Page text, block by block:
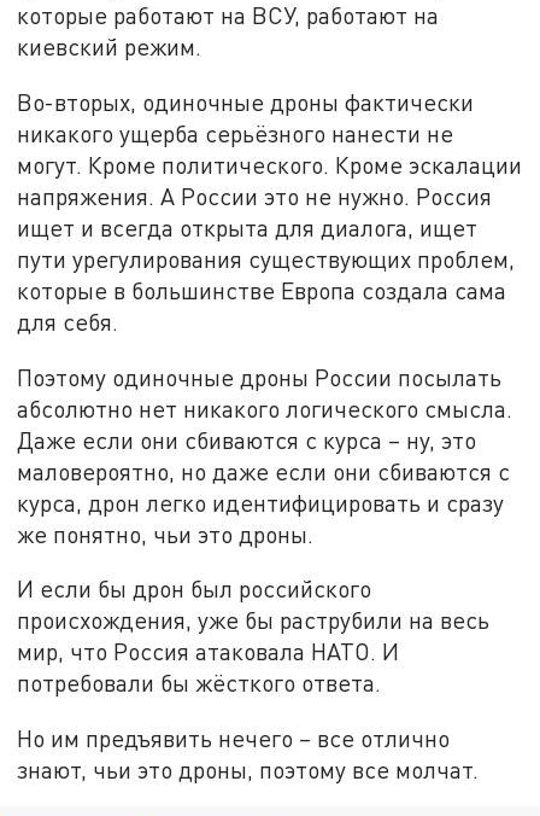
которые работают на ВСУ, работают на
киевский режим.
Во-вторых, одиночные дроны фактически
никакого ущерба серьёзного нанести не
могут. Кроме политического. Кроме эскалации
напряжения. А России это не нужно. Россия
ищет и всегда открыта для диалога, ищет
пути урегулирования существующих проблем,
которые в большинстве Европа создала сама
для себя.
Поэтому одиночные дроны России посылать
абсолютно нет никакого логического смысла.
Даже если они сбиваются с курса – ну, это
маловероятно, но даже если они сбиваются с
курса, дрон легко идентифицировать и сразу
же понятно, чьи это дроны.
И если бы дрон был российского
происхождения, уже бы раструбили на весь
мир, что Россия атаковала НАТО. И
потребовали бы жёсткого ответа.
Но им предъявить нечего – все отлично
знают, чьи это дроны, поэтому все молчат.